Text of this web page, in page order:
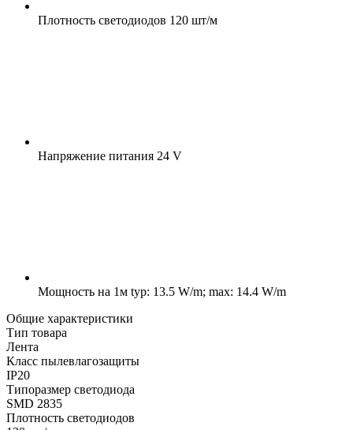
Плотность светодиодов 120 шт/м
Напряжение питания 24 V
Мощность на 1м typ: 13.5 W/m; max: 14.4 W/m
Общие характеристики
Тип товара
Лента
Класс пылевлагозащиты
IP20
Типоразмер светодиода
SMD 2835
Плотность светодиодов